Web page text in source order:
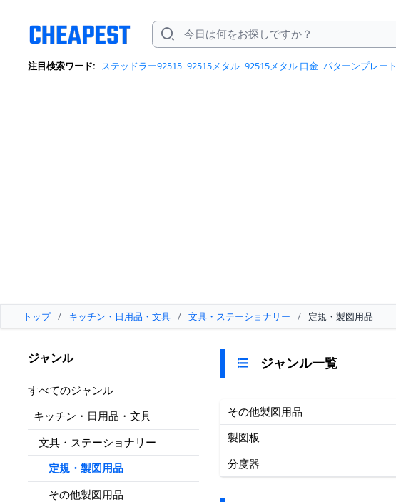
注目検索ワード: ステッドラー92515 92515メタル 92515メタル 口金 パターンプレート
トップ / キッチン・日用品・文具 / 文具・ステーショナリー / 定規・製図用品
ジャンル
すべてのジャンル
キッチン・日用品・文具
文具・ステーショナリー
定規・製図用品
その他製図用品
ジャンル一覧
その他製図用品
製図板
分度器